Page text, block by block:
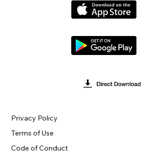
Terms of Use
Privacy Policy
Code of Conduct